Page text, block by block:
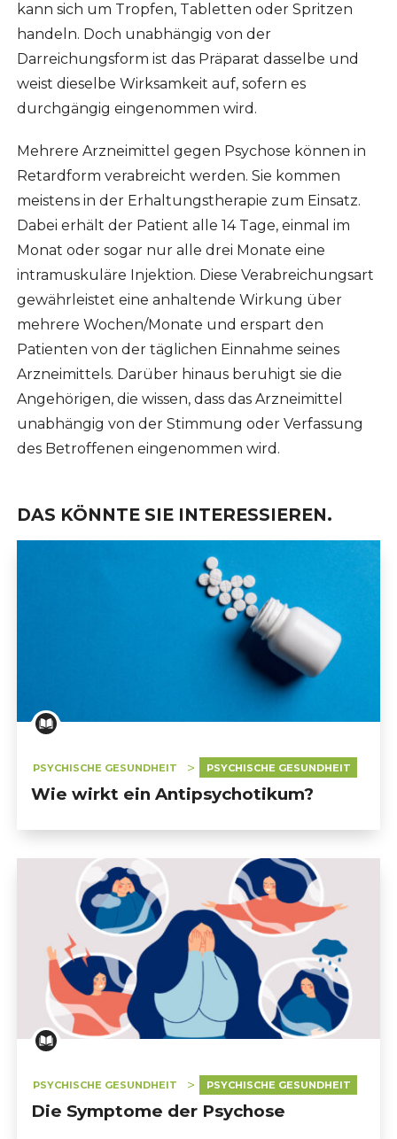
kann sich um Tropfen, Tabletten oder Spritzen
handeln. Doch unabhängig von der
Darreichungsform ist das Präparat dasselbe und
weist dieselbe Wirksamkeit auf, sofern es
durchgängig eingenommen wird.
Mehrere Arzneimittel gegen Psychose können in
Retardform verabreicht werden. Sie kommen
meistens in der Erhaltungstherapie zum Einsatz.
Dabei erhält der Patient alle 14 Tage, einmal im
Monat oder sogar nur alle drei Monate eine
intramuskuläre Injektion. Diese Verabreichungsart
gewährleistet eine anhaltende Wirkung über
mehrere Wochen/Monate und erspart den
Patienten von der täglichen Einnahme seines
Arzneimittels. Darüber hinaus beruhigt sie die
Angehörigen, die wissen, dass das Arzneimittel
unabhängig von der Stimmung oder Verfassung
des Betroffenen eingenommen wird.
DAS KÖNNTE SIE INTERESSIEREN.
PSYCHISCHE GESUNDHEIT PSYCHISCHE GESUNDHEIT
Wie wirkt ein Antipsychotikum?
PSYCHISCHE GESUNDHEIT PSYCHISCHE GESUNDHEIT
Die Symptome der Psychose